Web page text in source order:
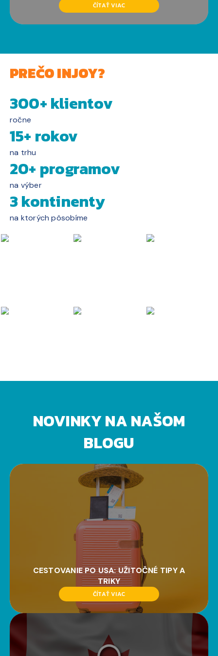
ČÍTAŤ VIAC
PREČO INJOY?
300+ klientov
ročne
15+ rokov
na trhu
20+ programov
na výber
3 kontinenty
na ktorých pôsobíme
NOVINKY NA NAŠOM
BLOGU
CESTOVANIE PO USA: UŽITOČNÉ TIPY A
TRIKY
ČÍTAŤ VIAC